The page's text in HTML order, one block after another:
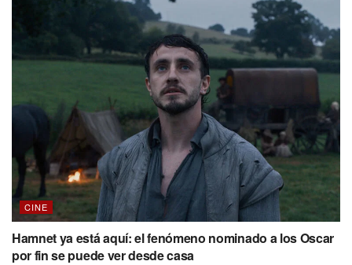
CINE
Hamnet ya está aquí: el fenómeno nominado a los Oscar
por fin se puede ver desde casa